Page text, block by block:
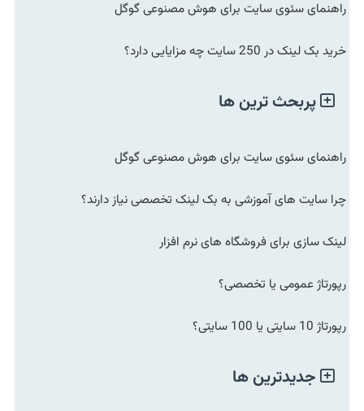
راهنمای سئوی سایت برای هوش مصنوعی گوگل
خرید بک لینک در 250 سایت چه مزایایی دارد؟
پربحث ترین ها
راهنمای سئوی سایت برای هوش مصنوعی گوگل
چرا سایت های آموزشی به بک لینک تخصصی نیاز دارند؟
لینک سازی برای فروشگاه های نرم افزار
رپورتاژ عمومی یا تخصصی؟
رپورتاژ 10 سایتی یا 100 سایتی؟
جدیدترین ها